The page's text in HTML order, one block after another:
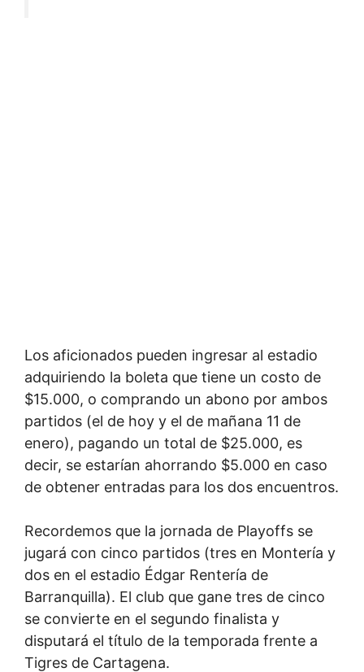
Los aficionados pueden ingresar al estadio
adquiriendo la boleta que tiene un costo de
$15.000, o comprando un abono por ambos
partidos (el de hoy y el de mañana 11 de
enero), pagando un total de $25.000, es
decir, se estarían ahorrando $5.000 en caso
de obtener entradas para los dos encuentros.
Recordemos que la jornada de Playoffs se
jugará con cinco partidos (tres en Montería y
dos en el estadio Édgar Rentería de
Barranquilla). El club que gane tres de cinco
se convierte en el segundo finalista y
disputará el título de la temporada frente a
Tigres de Cartagena.